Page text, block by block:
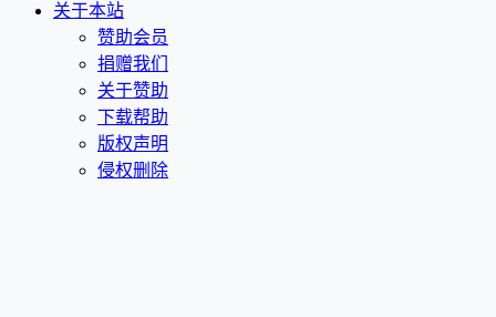
关于本站
赞助会员
捐赠我们
关于赞助
下载帮助
版权声明
侵权删除